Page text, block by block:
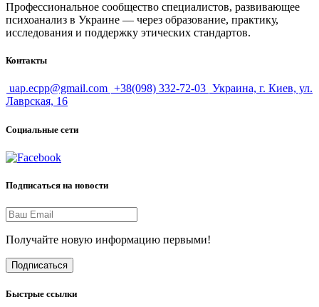
Профессиональное сообщество специалистов, развивающее
психоанализ в Украине — через образование, практику,
исследования и поддержку этических стандартов.
Контакты
uap.ecpp@gmail.com +38(098) 332-72-03 Украина, г. Киев, ул.
Лаврская, 16
Социальные сети
Подписаться на новости
Получайте новую информацию первыми!
Подписаться
Быстрые ссылки